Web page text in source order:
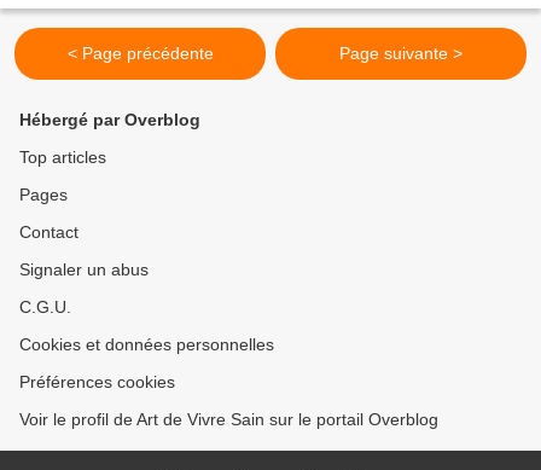
< Page précédente Page suivante >
Hébergé par Overblog
Top articles
Pages
Contact
Signaler un abus
C.G.U.
Cookies et données personnelles
Préférences cookies
Voir le profil de Art de Vivre Sain sur le portail Overblog